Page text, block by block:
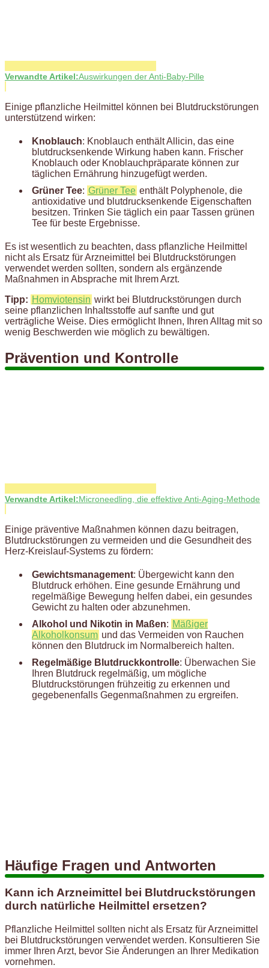
Verwandte Artikel:Auswirkungen der Anti-Baby-Pille
Einige pflanzliche Heilmittel können bei Blutdruckstörungen
unterstützend wirken:
Knoblauch: Knoblauch enthält Allicin, das eine
blutdrucksenkende Wirkung haben kann. Frischer
Knoblauch oder Knoblauchpräparate können zur
täglichen Ernährung hinzugefügt werden.
Grüner Tee: Grüner Tee enthält Polyphenole, die
antioxidative und blutdrucksenkende Eigenschaften
besitzen. Trinken Sie täglich ein paar Tassen grünen
Tee für beste Ergebnisse.
Es ist wesentlich zu beachten, dass pflanzliche Heilmittel
nicht als Ersatz für Arzneimittel bei Blutdruckstörungen
verwendet werden sollten, sondern als ergänzende
Maßnahmen in Absprache mit Ihrem Arzt.
Tipp: Homviotensin wirkt bei Blutdruckstörungen durch
seine pflanzlichen Inhaltsstoffe auf sanfte und gut
verträgliche Weise. Dies ermöglicht Ihnen, Ihren Alltag mit so
wenig Beschwerden wie möglich zu bewältigen.
Prävention und Kontrolle
Verwandte Artikel:Microneedling, die effektive Anti-Aging-Methode
Einige präventive Maßnahmen können dazu beitragen,
Blutdruckstörungen zu vermeiden und die Gesundheit des
Herz-Kreislauf-Systems zu fördern:
Gewichtsmanagement: Übergewicht kann den
Blutdruck erhöhen. Eine gesunde Ernährung und
regelmäßige Bewegung helfen dabei, ein gesundes
Gewicht zu halten oder abzunehmen.
Alkohol und Nikotin in Maßen: Mäßiger
Alkoholkonsum und das Vermeiden von Rauchen
können den Blutdruck im Normalbereich halten.
Regelmäßige Blutdruckkontrolle: Überwachen Sie
Ihren Blutdruck regelmäßig, um mögliche
Blutdruckstörungen frühzeitig zu erkennen und
gegebenenfalls Gegenmaßnahmen zu ergreifen.
Häufige Fragen und Antworten
Kann ich Arzneimittel bei Blutdruckstörungen
durch natürliche Heilmittel ersetzen?
Pflanzliche Heilmittel sollten nicht als Ersatz für Arzneimittel
bei Blutdruckstörungen verwendet werden. Konsultieren Sie
immer Ihren Arzt, bevor Sie Änderungen an Ihrer Medikation
vornehmen.